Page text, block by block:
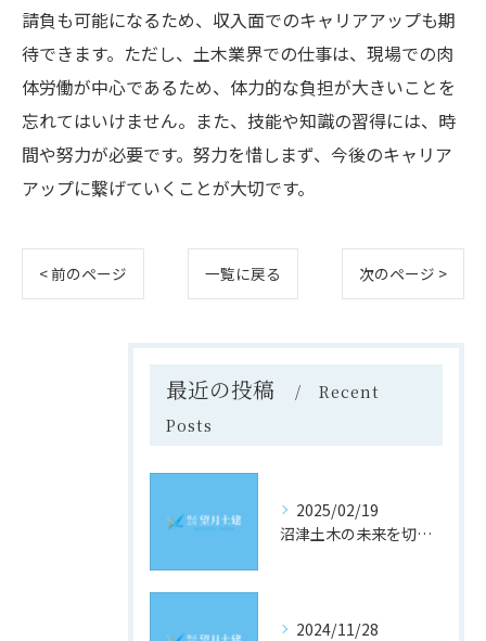
請負も可能になるため、収入面でのキャリアアップも期
待できます。ただし、土木業界での仕事は、現場での肉
体労働が中心であるため、体力的な負担が大きいことを
忘れてはいけません。また、技能や知識の習得には、時
間や努力が必要です。努力を惜しまず、今後のキャリア
アップに繋げていくことが大切です。
< 前のページ 一覧に戻る 次のページ >
最近の投稿
Recent
Posts
2025/02/19
沼津土木の未来を切り開く！静岡県沼津市での求人情報と採用のヒント
2024/11/28